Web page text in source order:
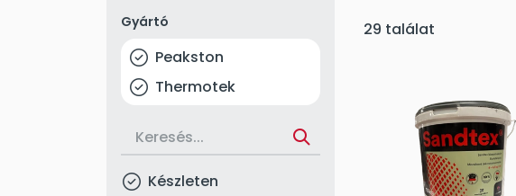
29 találat
Gyártó
Peakston
Thermotek
Készleten